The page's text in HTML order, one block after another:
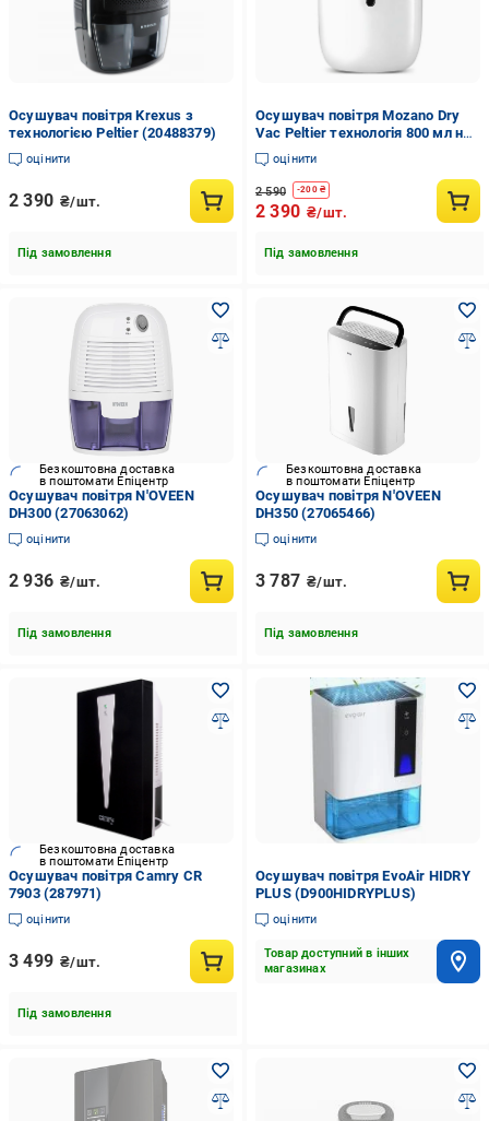
Осушувач повітря Krexus з
технологією Peltier (20488379)
оцінити
2 390 ₴/шт.
Під замовлення
Осушувач повітря Mozano Dry
Vac Peltier технологія 800 мл на
30 Вт Білий
оцінити
2 590 -200₴
2 390 ₴/шт.
Під замовлення
Безкоштовна доставка
в поштомати Епіцентр
Осушувач повітря N'OVEEN
DH300 (27063062)
оцінити
2 936 ₴/шт.
Під замовлення
Безкоштовна доставка
в поштомати Епіцентр
Осушувач повітря N'OVEEN
DH350 (27065466)
оцінити
3 787 ₴/шт.
Під замовлення
Безкоштовна доставка
в поштомати Епіцентр
Осушувач повітря Camry CR
7903 (287971)
оцінити
3 499 ₴/шт.
Під замовлення
Осушувач повітря EvoAir HIDRY
PLUS (D900HIDRYPLUS)
оцінити
Товар доступний в інших
магазинах